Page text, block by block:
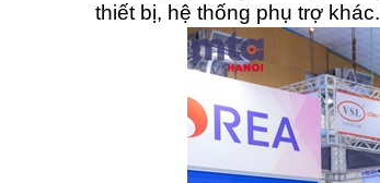
thiết bị, hệ thống phụ trợ khác.